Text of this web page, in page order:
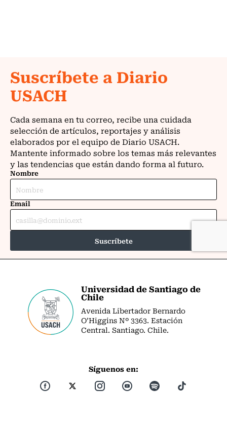
Universidad de Santiago de
Chile
Avenida Libertador Bernardo
O’Higgins Nº 3363. Estación
Central. Santiago. Chile.
Síguenos en: